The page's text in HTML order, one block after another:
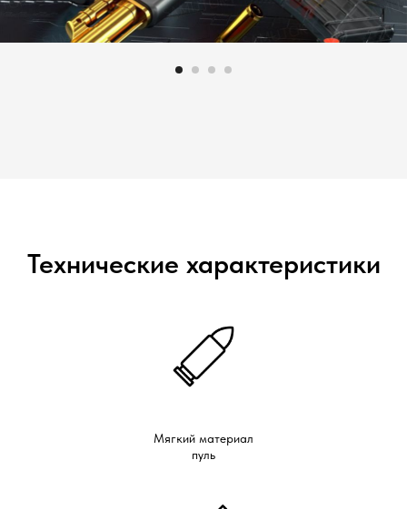
Технические характеристики
Мягкий материал
пуль